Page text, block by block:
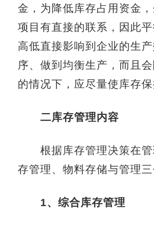
金，为降低库存占用资金
项目有直接的联系，因此
高低直接影响到企业的生
序、做到均衡生产，而且
的情况下，应尽量使库存保
二库存管理内容
根据库存管理决策在管
存管理、物料存储与管理三
1、综合库存管理